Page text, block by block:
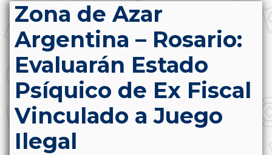
Zona de Azar
Argentina – Rosario:
Evaluarán Estado
Psíquico de Ex Fiscal
Vinculado a Juego
Ilegal